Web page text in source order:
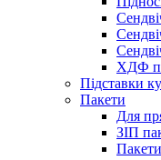
ХДФ
Підставки
Пакети
Для
ЗІП